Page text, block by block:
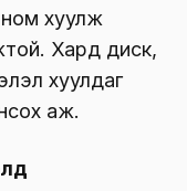
ном хуулж
Хард диск,
хуулдаг
аж.